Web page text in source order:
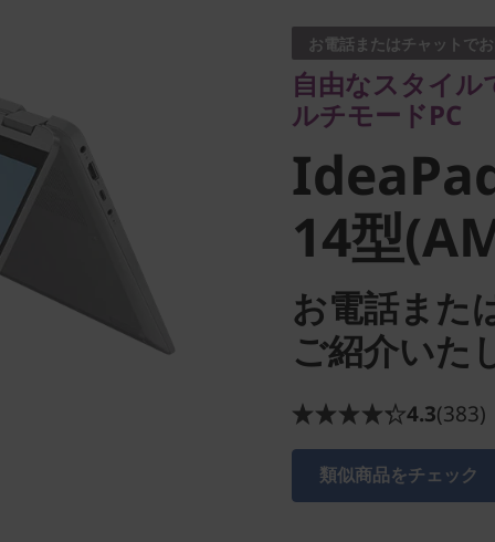
ルチモードPC
8 14型
お電話またはチャットで
自由なスタイ
ルチモードPC
14型
お電話また
ご紹介いた
4.3(383)
類似商品をチェック